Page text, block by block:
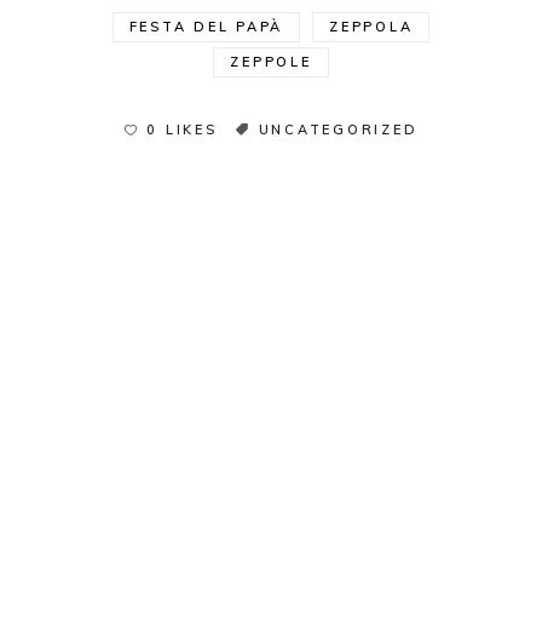
FESTA DEL PAPÀ ZEPPOLA
ZEPPOLE
0 LIKES UNCATEGORIZED